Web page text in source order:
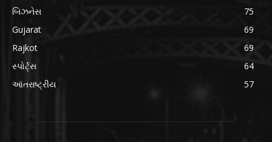
બિઝનેસ
75
Gujarat
69
Rajkot
69
સ્પોર્ટ્સ
64
આંતરાષ્ટ્રીય
57